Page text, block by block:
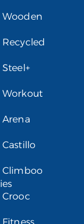
Wooden
Recycled
Steel+
Workout
Arena
Castillo
Climboo
Crooc